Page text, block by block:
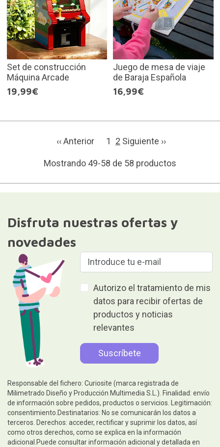
Set de construcción
Máquina Arcade
19,99€
Juego de mesa de viaje
de Baraja Española
16,99€
‹‹ Anterior 1 2 Siguiente ››
Mostrando 49-58 de 58 productos
Disfruta nuestras ofertas y
novedades
Autorizo el tratamiento de mis
datos para recibir ofertas de
productos y noticias
relevantes
Responsable del fichero: Curiosite (marca registrada de
Milimetrado Diseño y Producción Multimedia S.L.). Finalidad: envío
de información sobre pedidos, productos o servicios. Legitimación:
consentimiento.Destinatarios: No se comunicarán los datos a
terceros. Derechos: acceder, rectificar y suprimir los datos, así
como otros derechos, como se explica en la información
adicional.Puede consultar información adicional y detallada en